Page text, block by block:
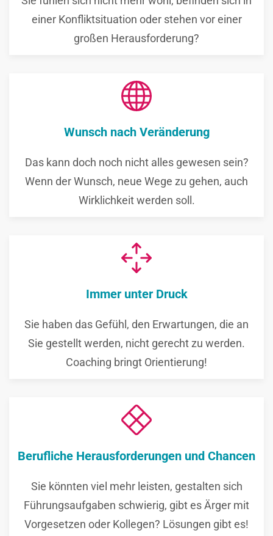
einer Konfliktsituation oder stehen vor einer
großen Herausforderung?
Wunsch nach Veränderung
Das kann doch noch nicht alles gewesen sein?
Wenn der Wunsch, neue Wege zu gehen, auch
Wirklichkeit werden soll.
Immer unter Druck
Sie haben das Gefühl, den Erwartungen, die an
Sie gestellt werden, nicht gerecht zu werden.
Coaching bringt Orientierung!
Berufliche Herausforderungen und Chancen
Sie könnten viel mehr leisten, gestalten sich
Führungsaufgaben schwierig, gibt es Ärger mit
Vorgesetzen oder Kollegen? Lösungen gibt es!